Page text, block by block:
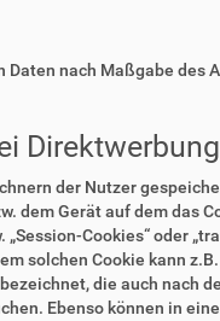
nach Maßgabe des
Direktwerbung
der Nutzer
dem Gerät auf dem
Cookies“ oder
solchen Cookie kann
die auch
Ebenso können in